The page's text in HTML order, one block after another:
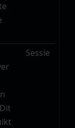
Sessie